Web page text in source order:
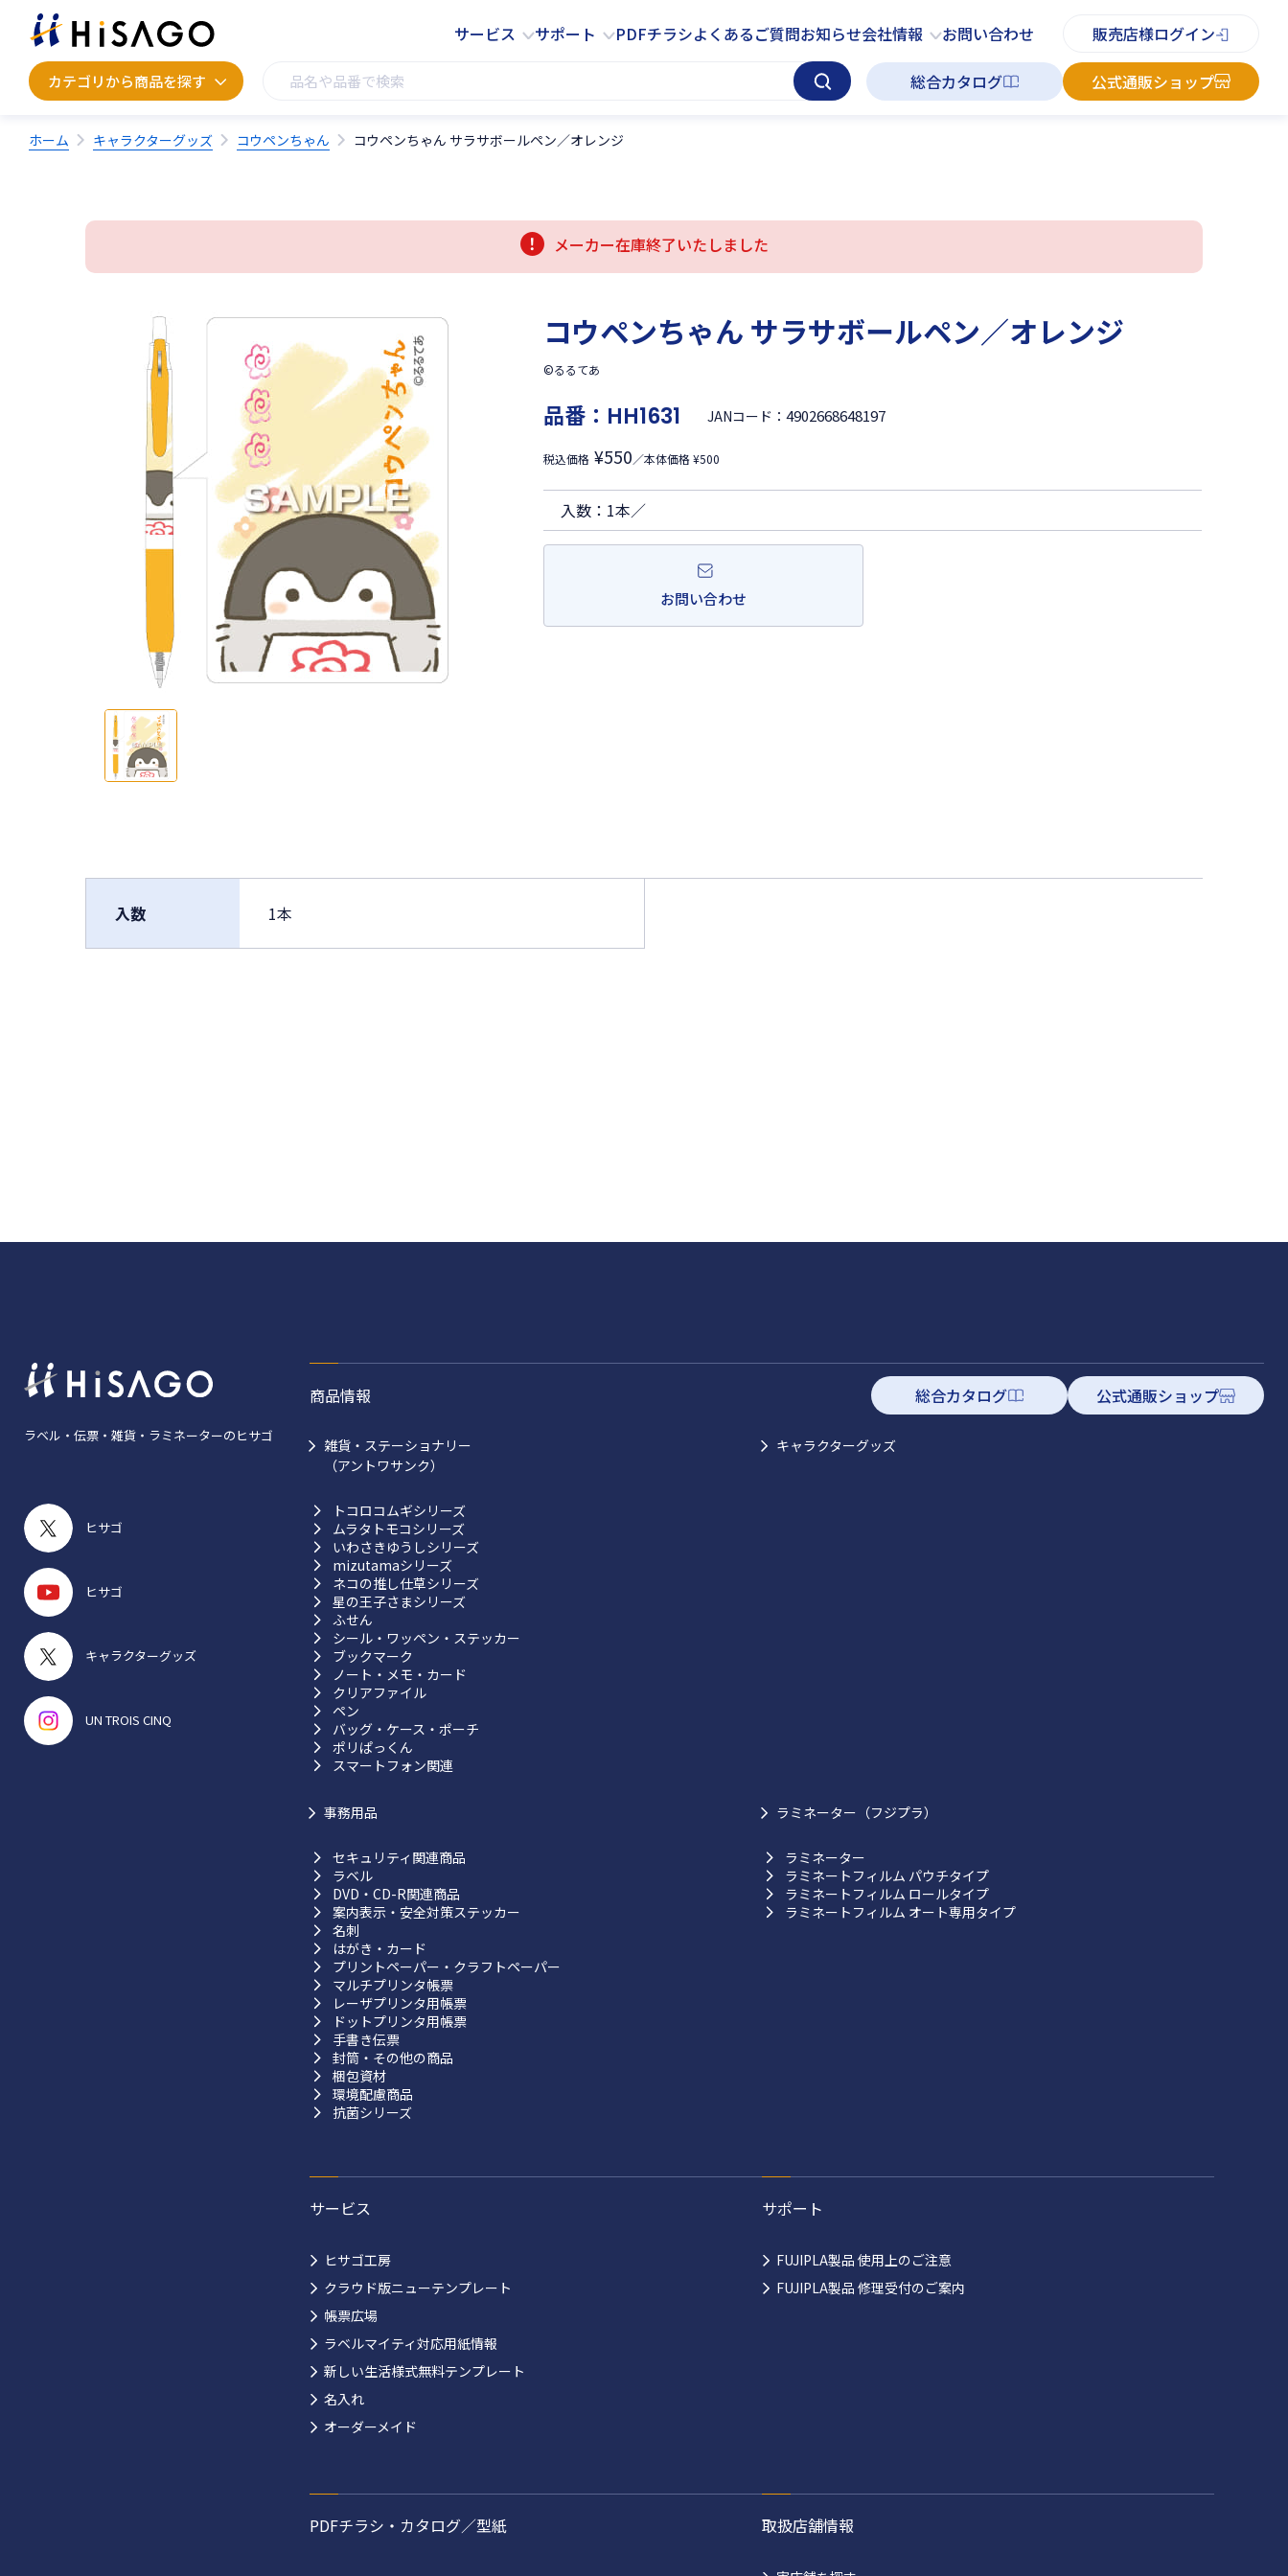
サービス サポート PDFチラシよくあるご質問お知らせ会社情報 お問い合わせ 販売店様ログイン
カテゴリから商品を探す 総合カタログ 公式通販ショップ
カテゴリから商品を探す サービス サポート PDFチラシ よくあるご質問 お知らせ お問い合わせ
ホーム キャラクターグッズ コウペンちゃん コウペンちゃん サラサボールペン／オレンジ
メーカー在庫終了いたしました
コウペンちゃん サラサボールペン／オレンジ
©るるてあ
品番： HH1631 JANコード：4902668648197
税込価格 ¥550／本体価格 ¥500
入数：1本／
お問い合わせ
入数 1本
ラベル・伝票・雑貨・ラミネーターのヒサゴ
ヒサゴ
ヒサゴ
キャラクターグッズ
UN TROIS CINQ
商品情報 総合カタログ 公式通販ショップ
雑貨・ステーショナリー
（アントワサンク）
トコロコムギシリーズ
ムラタトモコシリーズ
いわさきゆうしシリーズ
mizutamaシリーズ
ネコの推し仕草シリーズ
星の王子さまシリーズ
ふせん
シール・ワッペン・ステッカー
ブックマーク
ノート・メモ・カード
クリアファイル
ペン
バッグ・ケース・ポーチ
ポリぱっくん
スマートフォン関連
キャラクターグッズ
事務用品
セキュリティ関連商品
ラベル
DVD・CD-R関連商品
案内表示・安全対策ステッカー
名刺
はがき・カード
プリントペーパー・クラフトペーパー
マルチプリンタ帳票
レーザプリンタ用帳票
ドットプリンタ用帳票
手書き伝票
封筒・その他の商品
梱包資材
環境配慮商品
抗菌シリーズ
ラミネーター（フジプラ）
ラミネーター
ラミネートフィルム パウチタイプ
ラミネートフィルム ロールタイプ
ラミネートフィルム オート専用タイプ
サービス
ヒサゴ工房
クラウド版ニューテンプレート
帳票広場
ラベルマイティ対応用紙情報
新しい生活様式無料テンプレート
名入れ
オーダーメイド
サポート
FUJIPLA製品 使用上のご注意
FUJIPLA製品 修理受付のご案内
PDFチラシ・カタログ／型紙 取扱店舗情報